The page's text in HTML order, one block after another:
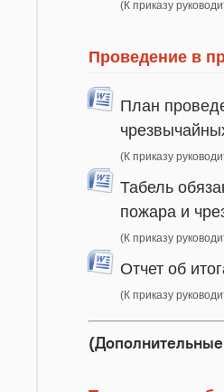
(К приказу
Проведение в
План
(К приказу
Табель
пожара и
(К приказу
Отчет об
(К приказу